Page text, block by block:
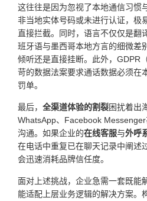
这往往是因为忽视了本地通信习惯
非当地实体号码或未进行认证，极
直接拦截。同时，语言不仅仅是翻
班牙语与墨西哥本地方言的细微差
倾听还是直接挂断。此外，GDPR
苛的数据法案要求通话数据必须在
罚单。
最后， 全渠道体验的割裂困扰着出
WhatsApp、Facebook
沟通。如果企业的在线客服与外呼
在电话中重复已在聊天记录中阐述
会迅速消耗品牌信任度。
面对上述挑战，企业急需一套既能
能适配上层业务逻辑的解决方案。